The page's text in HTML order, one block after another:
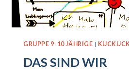
GRUPPE 9-10 JÄHRIGE |
DAS SIND WIR